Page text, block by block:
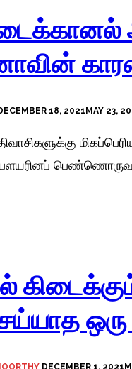
18, 2021MAY 23,
பளயரினப்
ஒரு
DECEMBER 1, 2021